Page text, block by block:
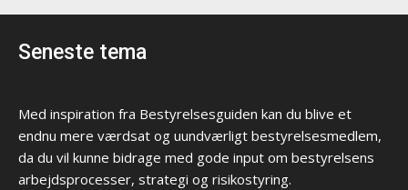
Seneste tema
Med inspiration fra Bestyrelsesguiden kan du blive et
endnu mere værdsat og uundværligt bestyrelsesmedlem,
da du vil kunne bidrage med gode input om bestyrelsens
arbejdsprocesser, strategi og risikostyring.